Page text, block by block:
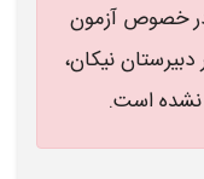
است. در خصوص آزمون
دبیرستان نیکان،
نشده است.